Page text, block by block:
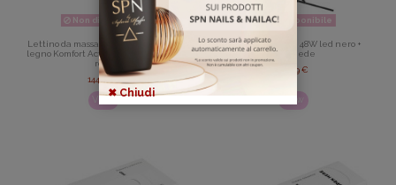
Non disponibile
Lettino da massaggio pieghevole in
legno Komfort Activ Fizjo 2 segmenti
rosa
144,39 €
View
Non disponibile
Luce anulare 18" 48W led nero +
treppiede
113,59 €
View
✖ Chiudi